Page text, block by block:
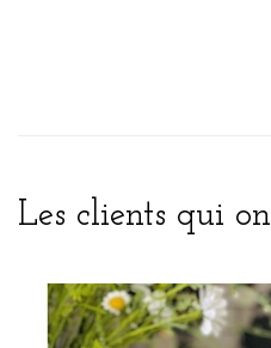
Les clients qui